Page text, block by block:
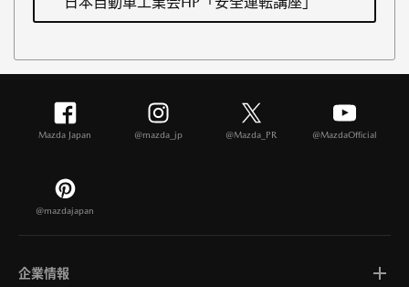
Mazda Japan @mazda_jp @Mazda_PR @MazdaOfficial
@mazdajapan
企業情報